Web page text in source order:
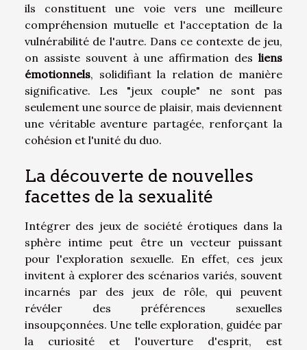
ils constituent une voie vers une meilleure
compréhension mutuelle et l'acceptation de la
vulnérabilité de l'autre. Dans ce contexte de jeu,
on assiste souvent à une affirmation des liens
émotionnels, solidifiant la relation de manière
significative. Les "jeux couple" ne sont pas
seulement une source de plaisir, mais deviennent
une véritable aventure partagée, renforçant la
cohésion et l'unité du duo.
La découverte de nouvelles
facettes de la sexualité
Intégrer des jeux de société érotiques dans la
sphère intime peut être un vecteur puissant
pour l'exploration sexuelle. En effet, ces jeux
invitent à explorer des scénarios variés, souvent
incarnés par des jeux de rôle, qui peuvent
révéler des préférences sexuelles
insoupçonnées. Une telle exploration, guidée par
la curiosité et l'ouverture d'esprit, est